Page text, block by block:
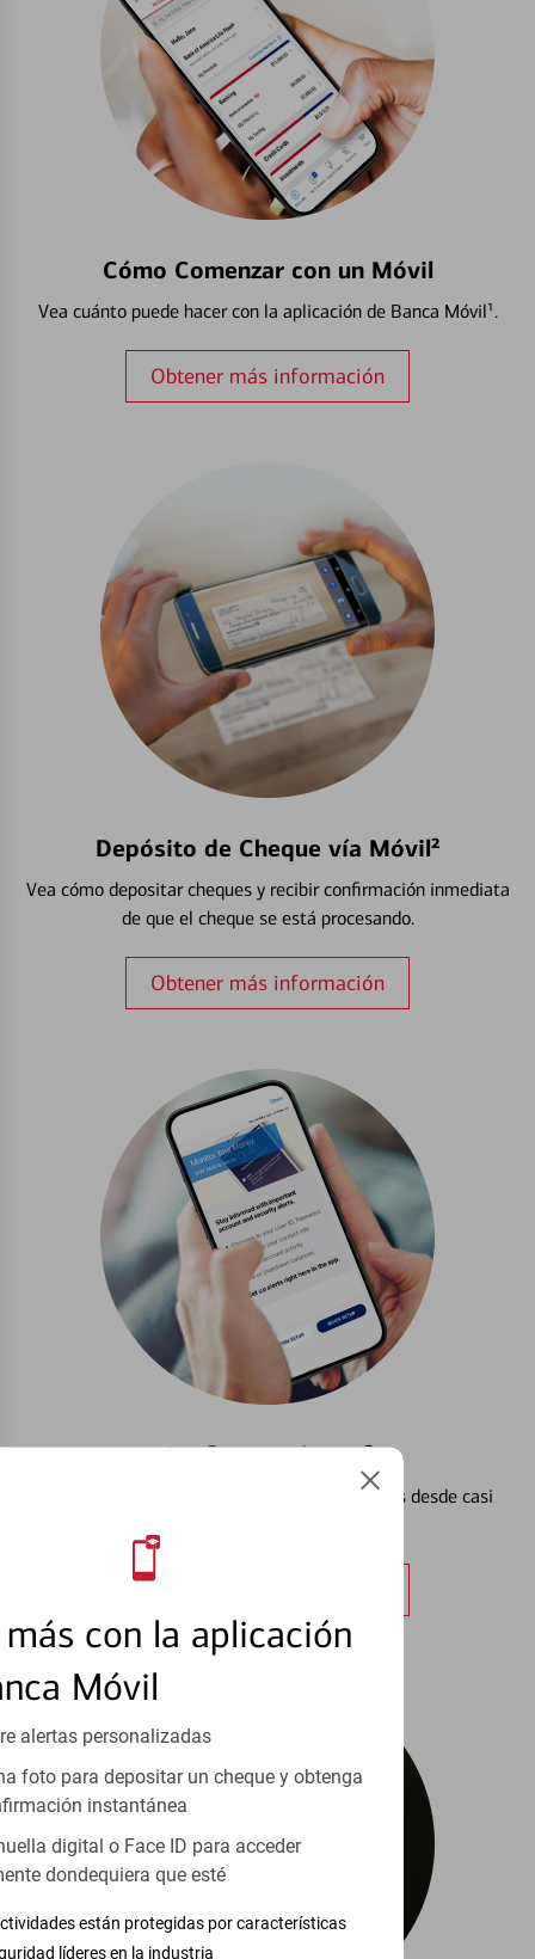
con la aplicación
Móvil
alertas personalizadas
foto para depositar un cheque y obtenga
instantánea
digital o Face ID para acceder
dondequiera que esté
están protegidas por características
líderes en la industria
Cómo Comenzar con un Móvil
Vea cuánto puede hacer con la aplicación de Banca Móvil¹.
Obtener más información
Depósito de Cheque vía Móvil²
Vea cómo depositar cheques y recibir confirmación inmediata
de que el cheque se está procesando.
Obtener más información
Configurar Alertas³
Vea cómo mantener el control de sus finanzas desde casi
Obtener más información